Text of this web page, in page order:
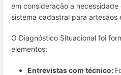
em consideração a
sistema cadastral para artesãos
O Diagnóstico Situacional foi
elementos:
Entrevistas com técnico: